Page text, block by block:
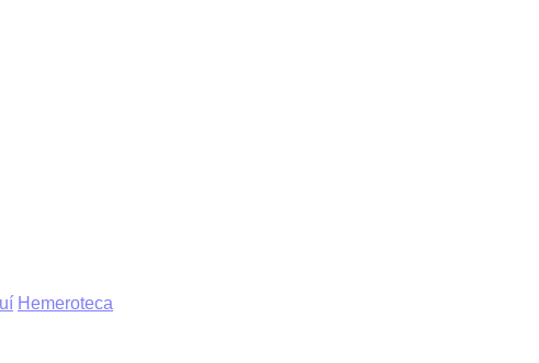
Hemeroteca